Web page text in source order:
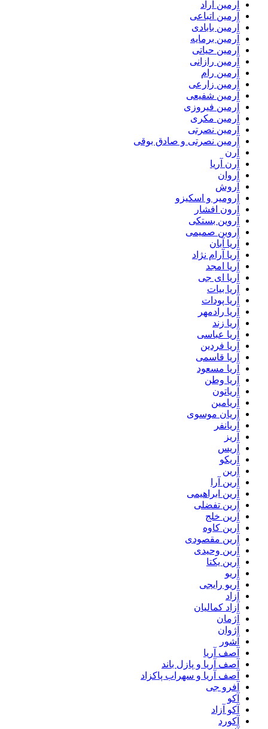
آرمین آراد
آرمین اتباعی
آرمین بابادی
آرمین برمایه
آرمین حیاتی
آرمین رازانی
آرمین رام
آرمین زارعی
آرمین شفیعی
آرمین فیروزی
آرمین مکری
آرمین نصرتی
آرمین نصرتی و صادق بوقی
آرن
آرن آریا
آروان
آروش
آرومیر و اسکیزو
آرون افشار
آروین بستکی
آروین صمیمی
آریا آبان
آریا آرام نژاد
آریا امجد
آریا ای جی
آریا بیات
آریا پودات
آریا رادمهر
آریا زند
آریا عباسی
آریا فردین
آریا قاسمی
آریا مسعود
آریا وطن
آریاتون
آریامین
آریان موسوی
آریانفر
آریز
آریس
آریکو
آرین
آرین آرا
آرین ابراهیمی
آرین تفضلی
آرین خلج
آرین کاوه
آرین مقصودی
آرین وحیدی
آرین یکتا
آریو
آریو رایجی
آزاد
آزاد کمالیان
آژمان
آژوان
آشور
آصف آریا
آصف آریا و پازل باند
آصف آریا و سهراب پاکزاد
آفرو جی
آکو
آکو آزاد
آکورد